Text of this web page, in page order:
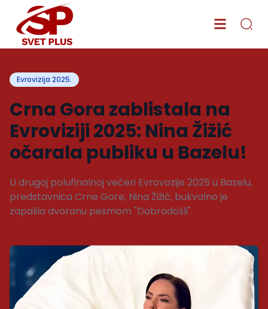
Evrovizija 2025.
Crna Gora zablistala na
Evroviziji 2025: Nina Žižić
očarala publiku u Bazelu!
U drugoj polufinalnoj večeri Evrovozije 2025 u Bazelu,
predstavnica Crne Gore, Nina Žižić, bukvalno je
zapalila dvoranu pesmom "Dobrodošli".